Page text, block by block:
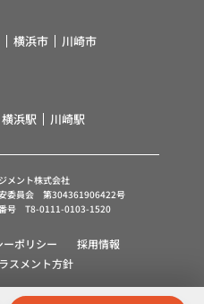
する必要がある場合で
ことにより当該事務の
記(1)にかかわらず、
とがあります。①対象
ある場合における管理
住宅関連サービス等
の信用照会のための信
④契約者様が賃料を滞
⑤指定流通機構 ⑥賃貸
建物取引業者 ⑦マーケ
横浜市 川崎市
横浜駅 川崎駅
メント株式会社
委員会 第304361906422号
号 T8-0111-0103-1520
ーポリシー
採用情報
スメント方針